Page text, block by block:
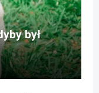
był